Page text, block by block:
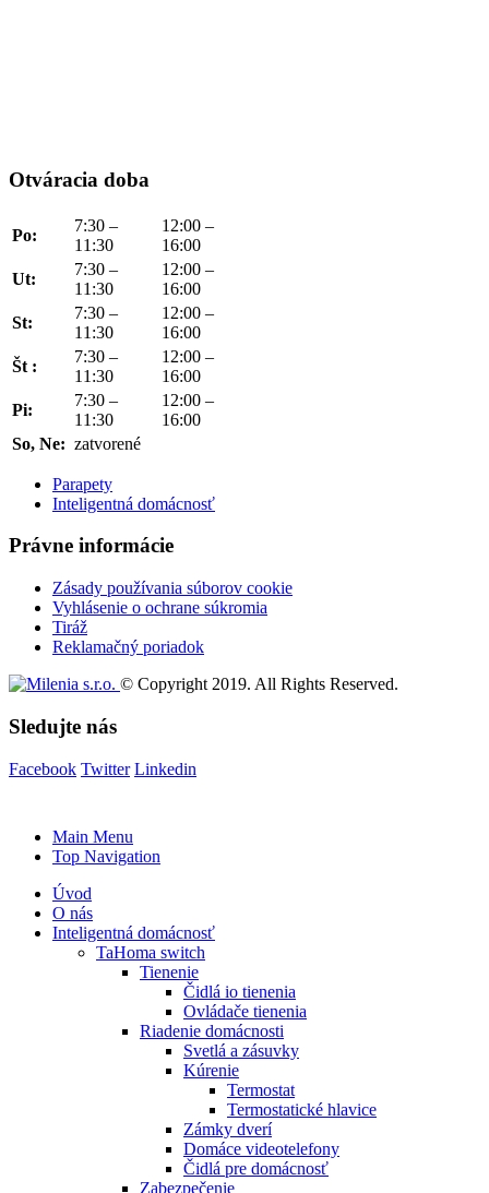
Otváracia doba
Po:
7:30 –
11:30
12:00 –
16:00
Ut:
7:30 –
11:30
12:00 –
16:00
St:
7:30 –
11:30
12:00 –
16:00
Št :
7:30 –
11:30
12:00 –
16:00
Pi:
7:30 –
11:30
12:00 –
16:00
So, Ne: zatvorené
Parapety
Inteligentná domácnosť
Právne informácie
Zásady používania súborov cookie
Vyhlásenie o ochrane súkromia
Tiráž
Reklamačný poriadok
© Copyright 2019. All Rights Reserved.
Sledujte nás
Facebook Twitter Linkedin
Main Menu
Top Navigation
Úvod
O nás
Inteligentná domácnosť
TaHoma switch
Tienenie
Čidlá io tienenia
Ovládače tienenia
Riadenie domácnosti
Svetlá a zásuvky
Kúrenie
Termostat
Termostatické hlavice
Zámky dverí
Domáce videotelefony
Čidlá pre domácnosť
Zabezpečenie